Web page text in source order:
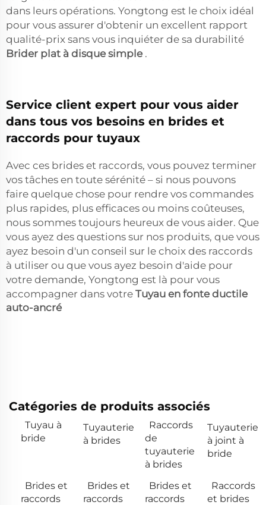
dans leurs opérations. Yongtong est le choix idéal
pour vous assurer d'obtenir un excellent rapport
qualité-prix sans vous inquiéter de sa durabilité
Brider plat à disque simple .
Service client expert pour vous aider
dans tous vos besoins en brides et
raccords pour tuyaux
Avec ces brides et raccords, vous pouvez terminer
vos tâches en toute sérénité – si nous pouvons
faire quelque chose pour rendre vos commandes
plus rapides, plus efficaces ou moins coûteuses,
nous sommes toujours heureux de vous aider. Que
vous ayez des questions sur nos produits, que vous
ayez besoin d'un conseil sur le choix des raccords
à utiliser ou que vous ayez besoin d'aide pour
votre demande, Yongtong est là pour vous
accompagner dans votre Tuyau en fonte ductile
auto-ancré
Catégories de produits associés
Tuyau à
bride
Tuyauterie
à brides
Raccords
de
tuyauterie
à brides
Tuyauterie
à joint à
bride
Brides et
raccords
Brides et
raccords
Brides et
raccords
Raccords
et brides